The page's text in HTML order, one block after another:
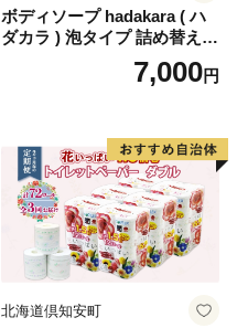
ボディソープ hadakara ( ハ
ダカラ ) 泡タイプ 詰め替え 4
40ml×4袋 ボディーソープ 泡
ボディソープ 泡 日用品 消耗
泡石鹸 石鹸 兵庫 兵庫県 小野
7,000円
北海道倶知安町